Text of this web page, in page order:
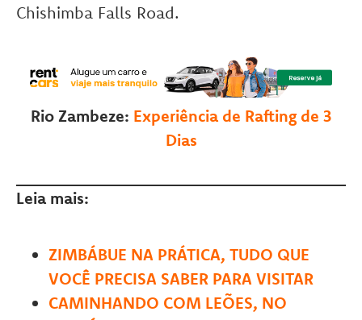
Chishimba Falls Road.
Rio Zambeze: Experiência de Rafting de 3
Dias
Leia mais:
ZIMBÁBUE NA PRÁTICA, TUDO QUE
VOCÊ PRECISA SABER PARA VISITAR
CAMINHANDO COM LEÕES, NO